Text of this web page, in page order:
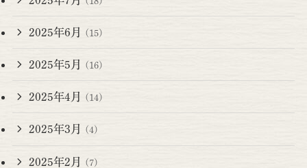
2025年6月 (15)
2025年5月 (16)
2025年4月 (14)
2025年3月 (4)
2025年2月 (7)